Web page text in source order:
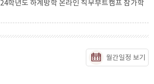
학년도 하계방학 온라인 직무부트캠프 참가학
월간일정 보기